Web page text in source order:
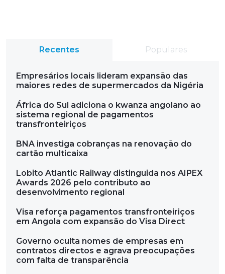
Recentes Populares
Empresários locais lideram expansão das
maiores redes de supermercados da Nigéria
África do Sul adiciona o kwanza angolano ao
sistema regional de pagamentos
transfronteiriços
BNA investiga cobranças na renovação do
cartão multicaixa
Lobito Atlantic Railway distinguida nos AIPEX
Awards 2026 pelo contributo ao
desenvolvimento regional
Visa reforça pagamentos transfronteiriços
em Angola com expansão do Visa Direct
Governo oculta nomes de empresas em
contratos directos e agrava preocupações
com falta de transparência